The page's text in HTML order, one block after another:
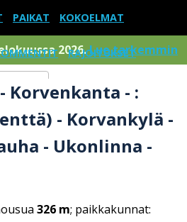
PAIKAT KOKOELMAT
RAJOITUKSET
Menu
2026.Lue tarkemmin
Korvenkanta - :
- Korvankylä -
- Ukonlinna -
326 m; paikkakunnat: